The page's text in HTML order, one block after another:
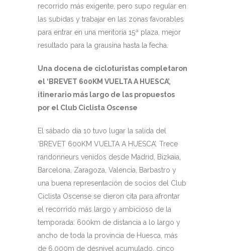
recorrido más exigente, pero supo regular en
las subidas y trabajar en las zonas favorables
para entrar en una meritoria 15ª plaza, mejor
resultado para la grausina hasta la fecha.
Una docena de cicloturistas completaron
el ‘BREVET 600KM VUELTA A HUESCA’,
itinerario más largo de las propuestos
por el Club Ciclista Oscense
El sábado día 10 tuvo lugar la salida del
‘BREVET 600KM VUELTA A HUESCA’. Trece
randonneurs venidos desde Madrid, Bizkaia,
Barcelona, Zaragoza, Valencia, Barbastro y
una buena representación de socios del Club
Ciclista Oscense se dieron cita para afrontar
el recorrido más largo y ambicioso de la
temporada: 600km de distancia a lo largo y
ancho de toda la provincia de Huesca, más
de 6.000m de desnivel acumulado, cinco